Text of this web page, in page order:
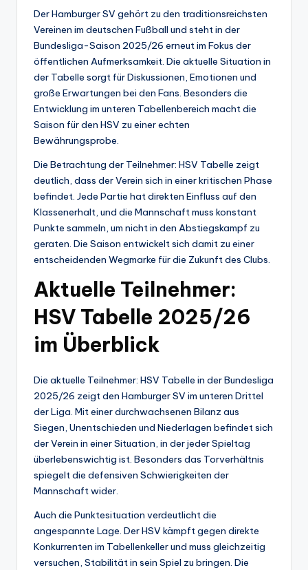
Der Hamburger SV gehört zu den traditionsreichsten
Vereinen im deutschen Fußball und steht in der
Bundesliga-Saison 2025/26 erneut im Fokus der
öffentlichen Aufmerksamkeit. Die aktuelle Situation in
der Tabelle sorgt für Diskussionen, Emotionen und
große Erwartungen bei den Fans. Besonders die
Entwicklung im unteren Tabellenbereich macht die
Saison für den HSV zu einer echten
Bewährungsprobe.
Die Betrachtung der Teilnehmer: HSV Tabelle zeigt
deutlich, dass der Verein sich in einer kritischen Phase
befindet. Jede Partie hat direkten Einfluss auf den
Klassenerhalt, und die Mannschaft muss konstant
Punkte sammeln, um nicht in den Abstiegskampf zu
geraten. Die Saison entwickelt sich damit zu einer
entscheidenden Wegmarke für die Zukunft des Clubs.
Aktuelle Teilnehmer:
HSV Tabelle 2025/26
im Überblick
Die aktuelle Teilnehmer: HSV Tabelle in der Bundesliga
2025/26 zeigt den Hamburger SV im unteren Drittel
der Liga. Mit einer durchwachsenen Bilanz aus
Siegen, Unentschieden und Niederlagen befindet sich
der Verein in einer Situation, in der jeder Spieltag
überlebenswichtig ist. Besonders das Torverhältnis
spiegelt die defensiven Schwierigkeiten der
Mannschaft wider.
Auch die Punktesituation verdeutlicht die
angespannte Lage. Der HSV kämpft gegen direkte
Konkurrenten im Tabellenkeller und muss gleichzeitig
versuchen, Stabilität in sein Spiel zu bringen. Die